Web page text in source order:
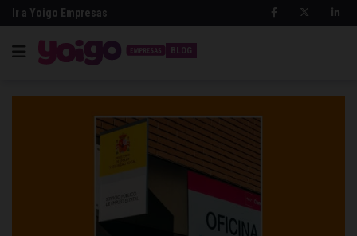
Ir a Yoigo Empresas
BLOG